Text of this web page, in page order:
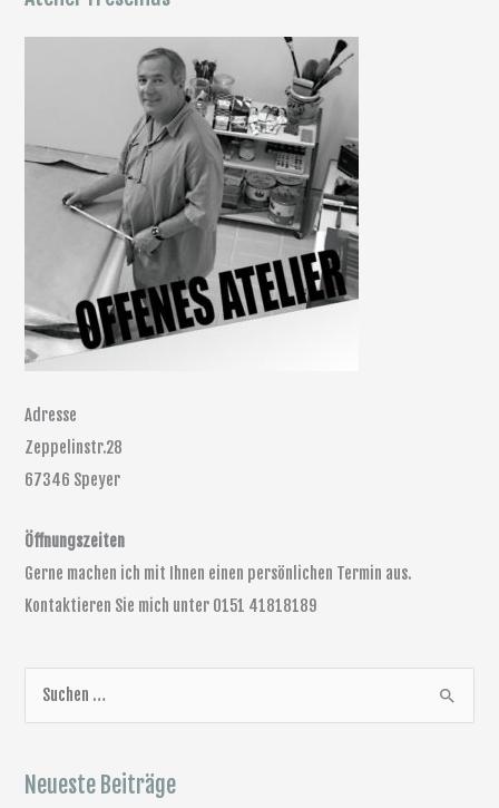
Adresse
Zeppelinstr.28
67346 Speyer
Öffnungszeiten
Gerne machen ich mit Ihnen einen persönlichen Termin aus.
Kontaktieren Sie mich unter 0151 41818189
hNeueste Beiträge